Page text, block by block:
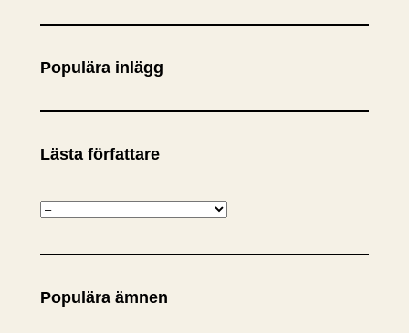
k
Populära inlägg
Lästa författare
K
t
g
Populära ämnen